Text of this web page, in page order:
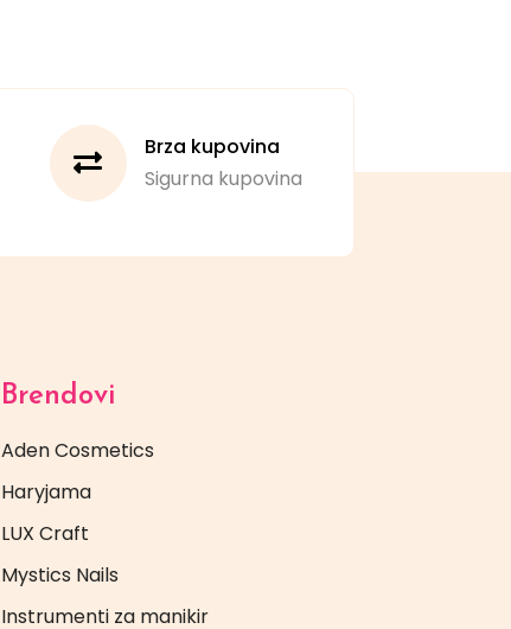
Brza kupovina
Sigurna kupovina
Brendovi
Aden Cosmetics
Haryjama
LUX Craft
Mystics Nails
Instrumenti za manikir